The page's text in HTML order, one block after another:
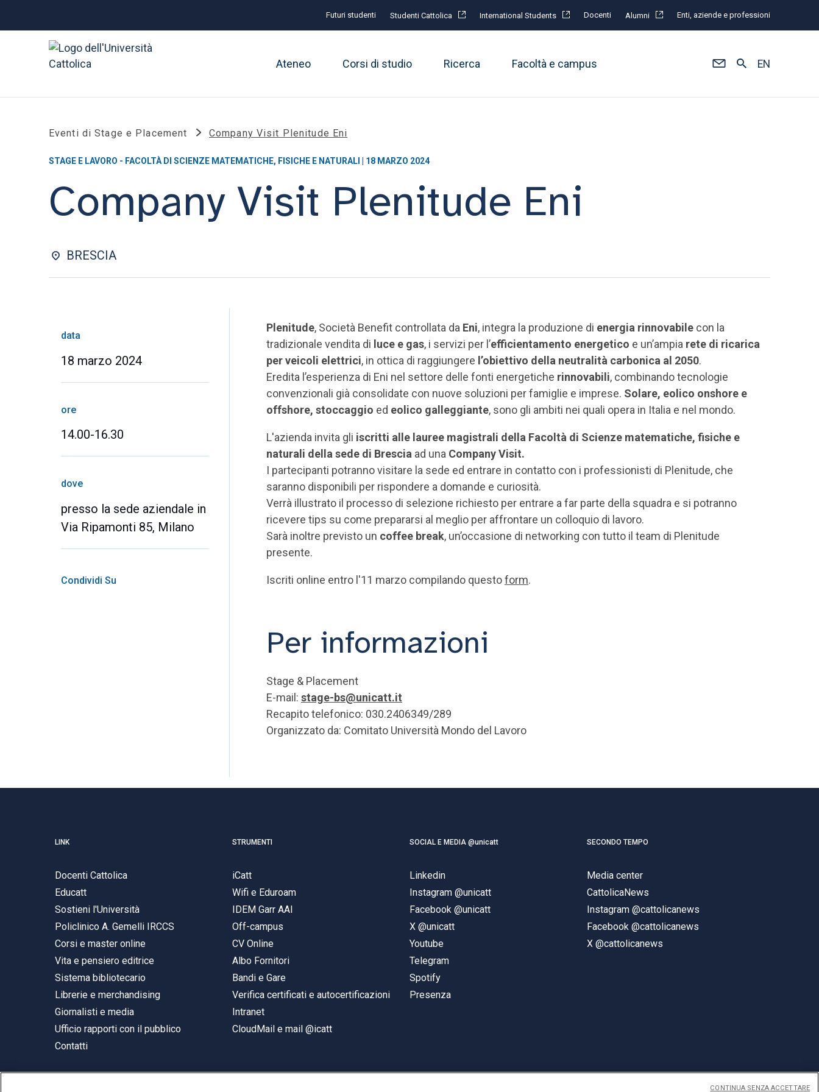
Futuri studenti Studenti Cattolica International Students Docenti Alumni Enti, aziende e professioni
Ateneo Corsi di studio Ricerca Facoltà e campus EN
Eventi di Stage e Placement Company Visit Plenitude Eni
STAGE E LAVORO - FACOLTÀ DI SCIENZE MATEMATICHE, FISICHE E NATURALI | 18 MARZO 2024
Company Visit Plenitude Eni
BRESCIA
data
18 marzo 2024
ore
14.00-16.30
dove
presso la sede aziendale in
Via Ripamonti 85, Milano
Condividi Su
Plenitude, Società Benefit controllata da Eni, integra la produzione di energia rinnovabile con la
tradizionale vendita di luce e gas, i servizi per l’efficientamento energetico e un’ampia rete di ricarica
per veicoli elettrici, in ottica di raggiungere l’obiettivo della neutralità carbonica al 2050.
Eredita l’esperienza di Eni nel settore delle fonti energetiche rinnovabili, combinando tecnologie
convenzionali già consolidate con nuove soluzioni per famiglie e imprese. Solare, eolico onshore e
offshore, stoccaggio ed eolico galleggiante, sono gli ambiti nei quali opera in Italia e nel mondo.
L'azienda invita gli iscritti alle lauree magistrali della Facoltà di Scienze matematiche, fisiche e
naturali della sede di Brescia ad una Company Visit.
I partecipanti potranno visitare la sede ed entrare in contatto con i professionisti di Plenitude, che
saranno disponibili per rispondere a domande e curiosità.
Verrà illustrato il processo di selezione richiesto per entrare a far parte della squadra e si potranno
ricevere tips su come prepararsi al meglio per affrontare un colloquio di lavoro.
Sarà inoltre previsto un coffee break, un’occasione di networking con tutto il team di Plenitude
presente.
Iscriti online entro l'11 marzo compilando questoform.
Per informazioni
Stage & Placement
E-mail: stage-bs@unicatt.it
Recapito telefonico: 030.2406349/289
Organizzato da: Comitato Università Mondo del Lavoro
LINK
Docenti Cattolica
Educatt
Sostieni l'Università
Policlinico A. Gemelli IRCCS
Corsi e master online
Vita e pensiero editrice
Sistema bibliotecario
Librerie e merchandising
Giornalisti e media
Ufficio rapporti con il pubblico
Contatti
STRUMENTI
iCatt
Wifi e Eduroam
IDEM Garr AAI
Off-campus
CV Online
Albo Fornitori
Bandi e Gare
Verifica certificati e autocertificazioni
Intranet
CloudMail e mail @icatt
SOCIAL E MEDIA @unicatt
Linkedin
Instagram @unicatt
Facebook @unicatt
X @unicatt
Youtube
Telegram
Spotify
Presenza
SECONDO TEMPO
Media center
CattolicaNews
Instagram @cattolicanews
Facebook @cattolicanews
X @cattolicanews
CONTINUA SENZA ACCETTARE